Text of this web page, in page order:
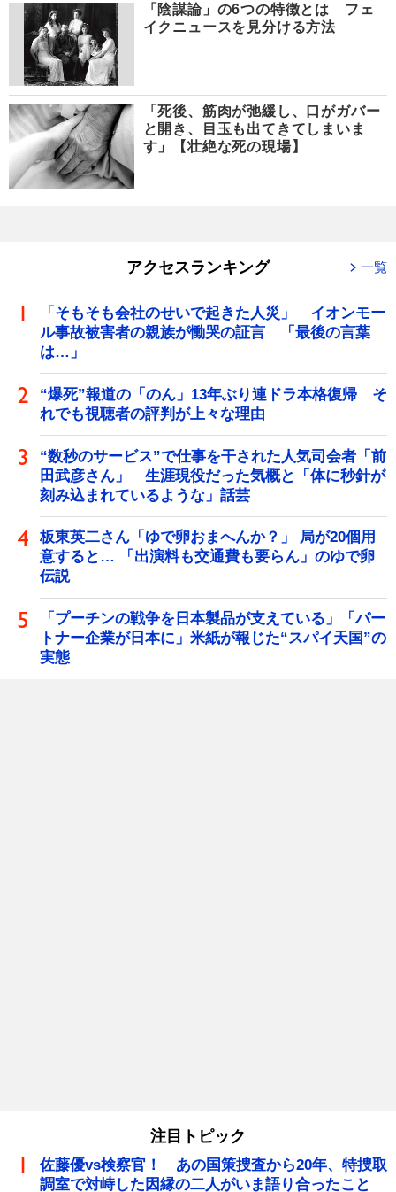
「陰謀論」の6つの特徴とは フェ
イクニュースを見分ける方法
「死後、筋肉が弛緩し、口がガバー
と開き、目玉も出てきてしまいま
す」【壮絶な死の現場】
アクセスランキング 一覧
「そもそも会社のせいで起きた人災」 イオンモー
ル事故被害者の親族が慟哭の証言 「最後の言葉
は…」
“爆死”報道の「のん」13年ぶり連ドラ本格復帰 そ
れでも視聴者の評判が上々な理由
“数秒のサービス”で仕事を干された人気司会者「前
田武彦さん」 生涯現役だった気概と「体に秒針が
刻み込まれているような」話芸
板東英二さん「ゆで卵おまへんか？」 局が20個用
意すると… 「出演料も交通費も要らん」のゆで卵
伝説
「プーチンの戦争を日本製品が支えている」「パー
トナー企業が日本に」米紙が報じた“スパイ天国”の
実態
注目トピック
佐藤優vs検察官！ あの国策捜査から20年、特捜取
調室で対峙した因縁の二人がいま語り合ったこと